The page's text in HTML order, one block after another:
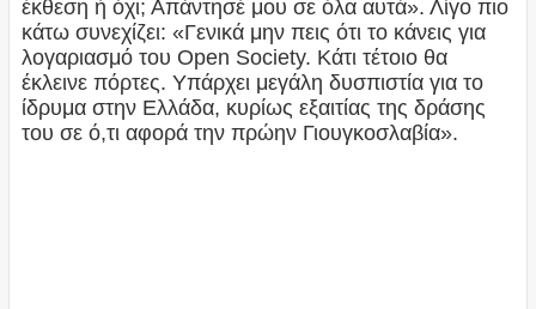
έκθεση ή όχι; Απάντησέ μου σε όλα αυτά». Λίγο πιο
κάτω συνεχίζει: «Γενικά μην πεις ότι το κάνεις για
λογαριασμό του Open Society. Κάτι τέτοιο θα
έκλεινε πόρτες. Υπάρχει μεγάλη δυσπιστία για το
ίδρυμα στην Ελλάδα, κυρίως εξαιτίας της δράσης
του σε ό,τι αφορά την πρώην Γιουγκοσλαβία».